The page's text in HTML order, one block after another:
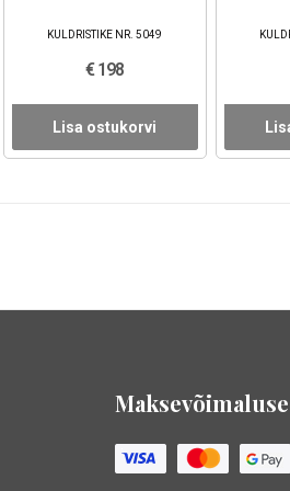
KULDRISTIKE NR. 5049
€ 198
Lisa ostukorvi